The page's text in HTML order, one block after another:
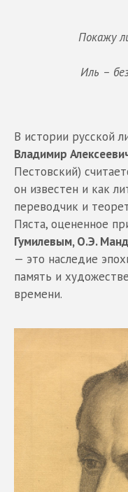
Покажу
Иль –
В истории русской
Владимир
Пестовский)
он известен и как
переводчик и
Пяста, оцененное
Гумилевым, О.Э.
— это наследие
память и
времени.